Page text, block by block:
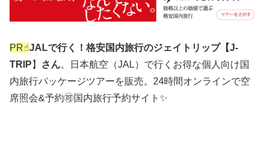
PR☝︎JALで行く！格安国内旅行のジェイトリップ【J-
TRIP 】 さん。日本航空（JAL）で行くお得な個人向け国
内旅行パッケージツアーを販売。24時間オンラインで空
席照会&予約🉑国内旅行予約サイト✨